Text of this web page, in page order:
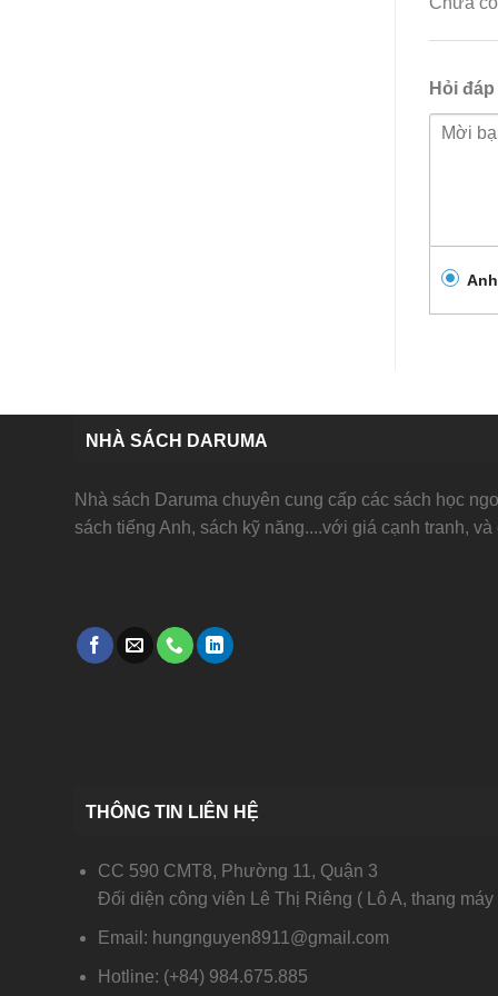
Hỏi đáp
Anh
NHÀ SÁCH DARUMA
Nhà sách Daruma chuyên cung cấp các sách học
sách tiếng Anh, sách kỹ năng....với giá cạnh tranh,
THÔNG TIN LIÊN HỆ
CC 590 CMT8, Phường 11, Quận 3
Đối diện công viên Lê Thị Riêng ( Lô A, thang
Email: hungnguyen8911@gmail.com
Hotline: (+84) 984.675.885